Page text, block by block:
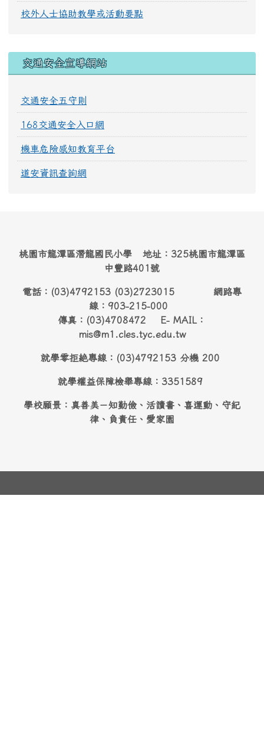
校外人士協助教學或活動要點
交通安全宣導網站
交通安全五守則
168交通安全入口網
機車危險感知教育平台
道安資訊查詢網
桃園市龍潭區潛龍國民小學 地址：325桃園市龍潭區
中豐路401號
電話：(03)4792153 (03)2723015 網路專
線：903-215-000
傳真：(03)4708472 E- MAIL：
mis@m1.cles.tyc.edu.tw
就學零拒絶專線：(03)4792153 分機 200
就學權益保障檢舉專線：3351589
學校願景：真善美－知勤儉、活讀書、喜運動、守紀
律、負責任、愛家園